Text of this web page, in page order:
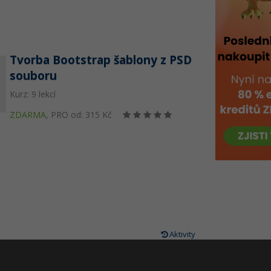
Tvorba Bootstrap šablony z PSD
souboru
Kurz: 9 lekcí
ZDARMA, PRO od: 315 Kč
Aktivity